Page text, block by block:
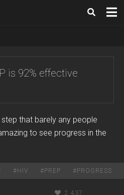
is 92% effective
that barely any people
to see progress in the
# HIV # PREP # PROGRESS
2 437